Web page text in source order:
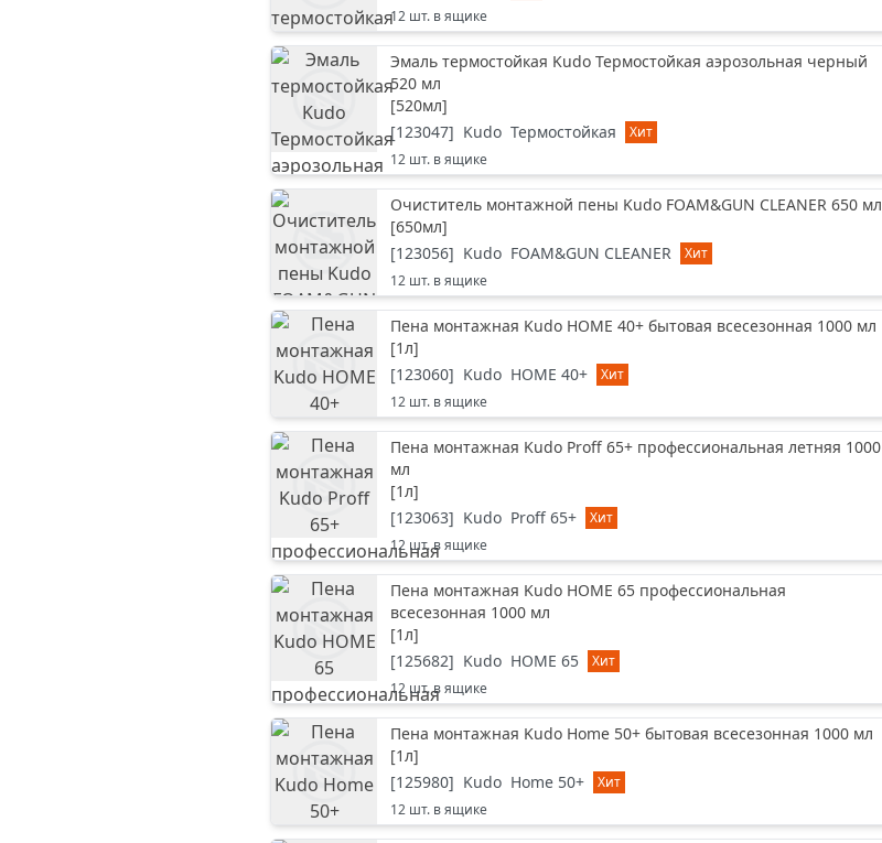
12 шт. в ящике
Эмаль термостойкая Kudo Термостойкая аэрозольная черный
520 мл
[520мл]
[123047] Kudo Термостойкая
Хит
12 шт. в ящике
Очиститель монтажной пены Kudo FOAM&GUN CLEANER 650 мл
[650мл]
[123056] Kudo FOAM&GUN CLEANER
Хит
12 шт. в ящике
Пена монтажная Kudo HOME 40+ бытовая всесезонная 1000 мл
[1л]
[123060] Kudo HOME 40+
Хит
12 шт. в ящике
Пена монтажная Kudo Proff 65+ профессиональная летняя 1000
мл
[1л]
[123063] Kudo Proff 65+
Хит
12 шт. в ящике
Пена монтажная Kudo HOME 65 профессиональная
всесезонная 1000 мл
[1л]
[125682] Kudo HOME 65
Хит
12 шт. в ящике
Пена монтажная Kudo Home 50+ бытовая всесезонная 1000 мл
[1л]
[125980] Kudo Home 50+
Хит
12 шт. в ящике